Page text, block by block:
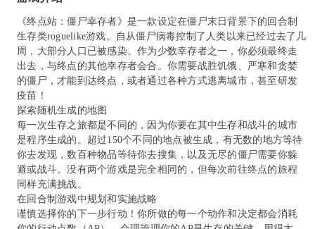
《终点站：僵尸幸存者》是一款设定在僵尸末日背景下的回合制
生存类roguelike游戏。自从僵尸病毒控制了人类以来已经过去了几
周，大部分人口已被感染。作为少数幸存者之一，你必须最终走
出去，与终点的其他幸存者会合。你需要战胜饥饿、严寒和贪婪
的僵尸，才能到达终点，或者通过各种方式逃离城市，甚至研发
疫苗！
探索随机生成的地图
每一次生存之旅都是不同的，因为你要在其中生存和战斗的城市
是程序生成的。超过150个不同的地点被生成，有无数的地方等待
你去发现，数百种物品等待你去搜集，以及无尽的僵尸需要你躲
避或战斗。没有两个游戏是完全相同的，但每次前往终点的旅程
同样充满挑战。
在回合制游戏中规划和实施战略
谨慎选择你的下一步行动！你所做的每一个动作和决定都会消耗